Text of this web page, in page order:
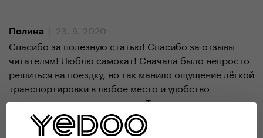
Полина
| 23. 9. 2020
Спасибо за полезную статью! Спасибо за отзывы
читателям! Люблю самокат! Сначала было непросто
решиться на поездку, но так манило ощущение лёгкой
транспортировки в любое место и удобство
парковки, что это взяло верх. Теперь мне не то что не
стыдно, я радуюсь за себя, что позволяю себе эту
детскую радость. К тому же это крайне полезно, что